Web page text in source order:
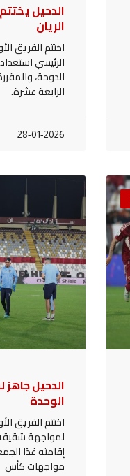
الدحيل
الريان
اختتم الفريق
الرئيسي
الدوحة،
الرابعة عشرة.
28-01-2026
الدحيل
الوحدة
اختتم الفريق
لمواجهة شقيقه
إقامته غدًا
مواجهات كأس